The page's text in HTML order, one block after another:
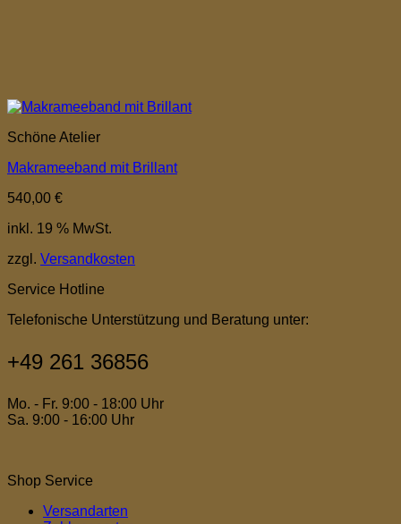
Schöne Atelier
Makrameeband mit Brillant
540,00 €
inkl. 19 % MwSt.
zzgl. Versandkosten
Service Hotline
Telefonische Unterstützung und Beratung unter:
+49 261 36856
Mo. - Fr. 9:00 - 18:00 Uhr
Sa. 9:00 - 16:00 Uhr
Shop Service
Versandarten